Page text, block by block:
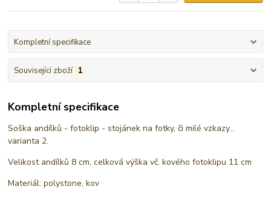
Kompletní specifikace
Související zboží 1
Kompletní specifikace
Soška andílků - fotoklip - stojánek na fotky, či milé vzkazy...
varianta 2.
Velikost andílků 8 cm, celková výška vč. kového fotoklipu 11 cm
Materiál: polystone, kov